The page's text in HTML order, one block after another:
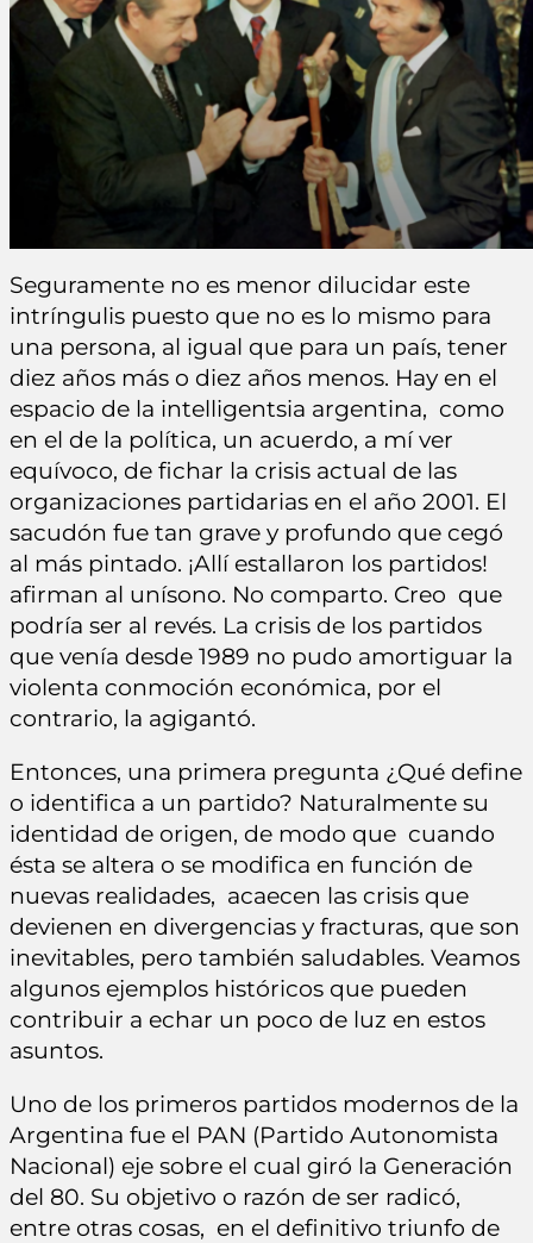
Seguramente no es menor dilucidar este
intríngulis puesto que no es lo mismo para
una persona, al igual que para un país, tener
diez años más o diez años menos. Hay en el
espacio de la intelligentsia argentina, como
en el de la política, un acuerdo, a mí ver
equívoco, de fichar la crisis actual de las
organizaciones partidarias en el año 2001. El
sacudón fue tan grave y profundo que cegó
al más pintado. ¡Allí estallaron los partidos!
afirman al unísono. No comparto. Creo que
podría ser al revés. La crisis de los partidos
que venía desde 1989 no pudo amortiguar la
violenta conmoción económica, por el
contrario, la agigantó.
Entonces, una primera pregunta ¿Qué define
o identifica a un partido? Naturalmente su
identidad de origen, de modo que cuando
ésta se altera o se modifica en función de
nuevas realidades, acaecen las crisis que
devienen en divergencias y fracturas, que son
inevitables, pero también saludables. Veamos
algunos ejemplos históricos que pueden
contribuir a echar un poco de luz en estos
asuntos.
Uno de los primeros partidos modernos de la
Argentina fue el PAN (Partido Autonomista
Nacional) eje sobre el cual giró la Generación
del 80. Su objetivo o razón de ser radicó,
entre otras cosas, en el definitivo triunfo de